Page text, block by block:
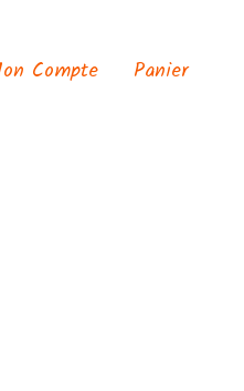
Compte Panier